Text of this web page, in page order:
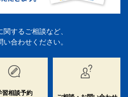
するご相談など、
い合わせください。
習相談予約